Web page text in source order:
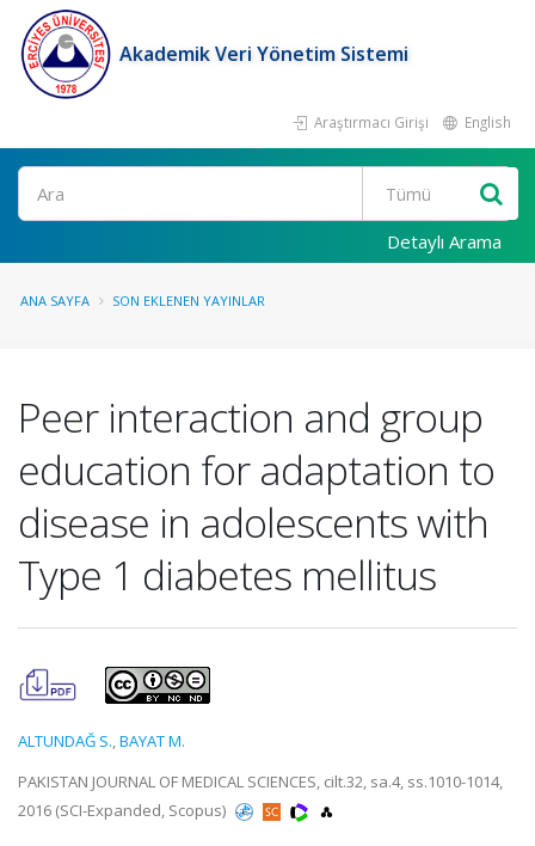
Akademik Veri Yönetim Sistemi
Araştırmacı Girişi English
Ara
Detaylı Arama
ANA SAYFA SON EKLENEN YAYINLAR
Peer interaction and group
education for adaptation to
disease in adolescents with
Type 1 diabetes mellitus
ALTUNDAĞ S.,BAYAT M.
PAKISTAN JOURNAL OF MEDICAL SCIENCES, cilt.32, sa.4, ss.1010-1014,
2016 (SCI-Expanded, Scopus)